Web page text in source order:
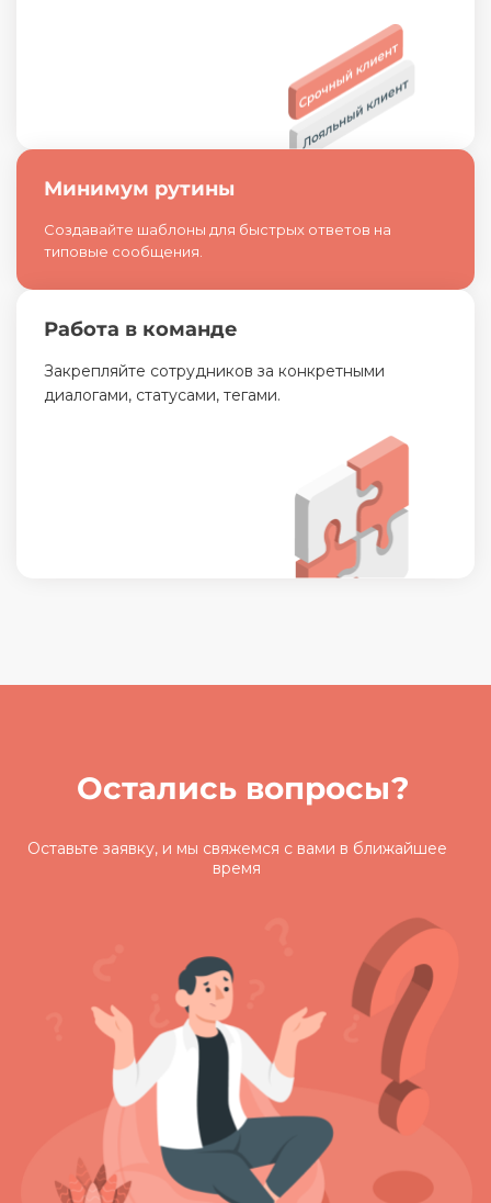
Минимум рутины
Создавайте шаблоны для быстрых ответов на
типовые сообщения.
Работа в команде
Закрепляйте сотрудников за конкретными
диалогами, статусами, тегами.
Остались вопросы?
Оставьте заявку, и мы свяжемся с вами в ближайшее
время